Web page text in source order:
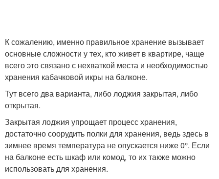
К сожалению, именно правильное хранение вызывает
основные сложности у тех, кто живет в квартире, чаще
всего это связано с нехваткой места и необходимостью
хранения кабачковой икры на балконе.
Тут всего два варианта, либо лоджия закрытая, либо
открытая.
Закрытая лоджия упрощает процесс хранения,
достаточно соорудить полки для хранения, ведь здесь в
зимнее время температура не опускается ниже 0°. Если
на балконе есть шкаф или комод, то их также можно
использовать для хранения.